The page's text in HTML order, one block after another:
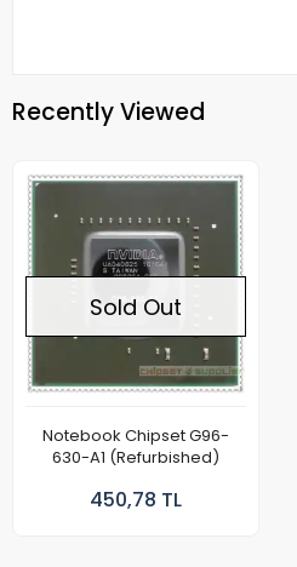
Recently Viewed
Sold Out
Notebook Chipset G96-
630-A1 (Refurbished)
450,78 TL